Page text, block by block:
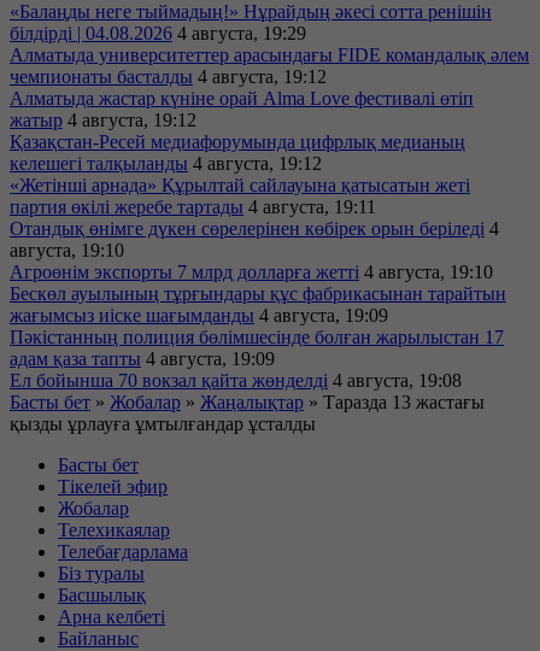
«Балаңды неге тыймадың!» Нұрайдың әкесі сотта ренішін
білдірді | 04.08.2026 4 августа, 19:29
Алматыда университеттер арасындағы FIDE командалық әлем
чемпионаты басталды 4 августа, 19:12
Алматыда жастар күніне орай Alma Love фестивалі өтіп
жатыр 4 августа, 19:12
Қазақстан-Ресей медиафорумында цифрлық медианың
келешегі талқыланды 4 августа, 19:12
«Жетінші арнада» Құрылтай сайлауына қатысатын жеті
партия өкілі жеребе тартады 4 августа, 19:11
Отандық өнімге дүкен сөрелерінен көбірек орын беріледі 4
августа, 19:10
Агроөнім экспорты 7 млрд долларға жетті 4 августа, 19:10
Бескөл ауылының тұрғындары құс фабрикасынан тарайтын
жағымсыз иіске шағымданды 4 августа, 19:09
Пәкістанның полиция бөлімшесінде болған жарылыстан 17
адам қаза тапты 4 августа, 19:09
Ел бойынша 70 вокзал қайта жөнделді 4 августа, 19:08
Басты бет » Жобалар » Жаңалықтар » Таразда 13 жастағы
қызды ұрлауға ұмтылғандар ұсталды
Басты бет
Тікелей эфир
Жобалар
Телехикаялар
Телебағдарлама
Біз туралы
Басшылық
Арна келбеті
Байланыс